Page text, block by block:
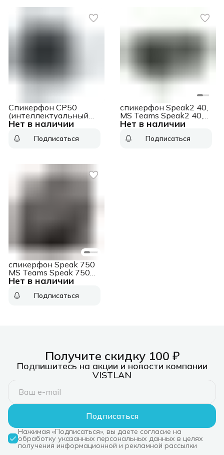
Нет в наличии
Спикерфон CP50
(интеллектуальный
спикерфон, USB,
встроенных
(интеллектуальный
спикерфон, USB,
Bluetooth, VCH, 8
года), шт
Подписаться
Нет в наличии
спикерфон Speak2 40,
MS Teams Speak2 40,
MS Teams
Подписаться
Нет в наличии
спикерфон Speak 750
MS Teams Speak 750
MS Teams
Подписаться
Получите скидку 100 ₽
Подпишитесь на акции и новости компании
VISTLAN
Подписаться
Нажимая «Подписаться», вы даете согласие на
обработку указанных персональных данных в целях
получения информационной и рекламной рассылки